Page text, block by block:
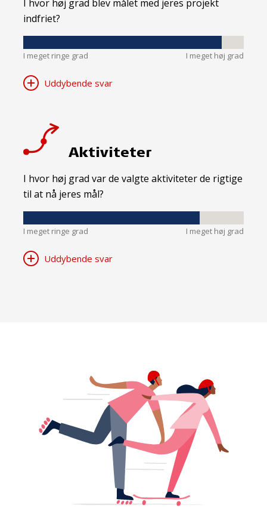
I hvor høj grad blev målet med jeres projekt
indfriet?
I meget ringe grad I meget høj grad
Uddybende svar
Aktiviteter
I hvor høj grad var de valgte aktiviteter de rigtige
til at nå jeres mål?
I meget ringe grad I meget høj grad
Uddybende svar